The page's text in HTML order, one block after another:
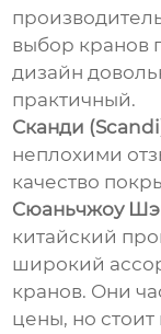
выбор кранов
дизайн
практичный.
Сканди
неплохими
качество
Cюаньчжоу
китайский
широкий
кранов. Они
цены, но стоит